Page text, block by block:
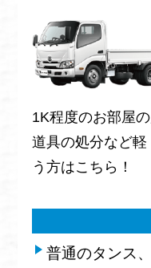
1K程度のお部屋
道具の処分など
う方はこちら！
普通のタンス